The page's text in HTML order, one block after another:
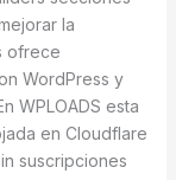
la
ofrece
WordPress y
WPLOADS esta
en Cloudflare
suscripciones